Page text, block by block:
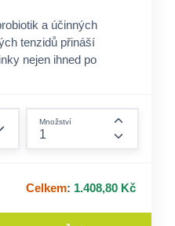
a účinných
tenzidů přináší
nejen ihned po
na alergeny a
površích ve veřejných
hloubkové čištění.
Množství
Celkem: 1.408,80 Kč